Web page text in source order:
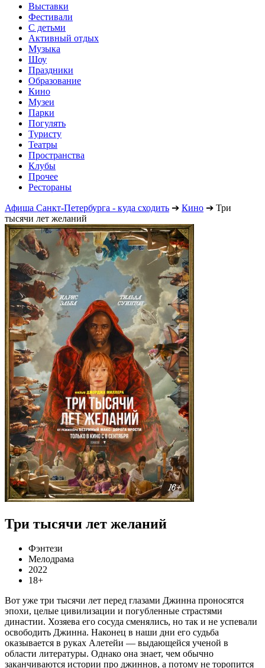
Выставки
Фестивали
С детьми
Активный отдых
Музыка
Шоу
Праздники
Образование
Кино
Музеи
Парки
Погулять
Туристу
Театры
Пространства
Клубы
Прочее
Рестораны
Афиша Санкт-Петербурга - куда сходить ➔ Кино ➔ Три
тысячи лет желаний
Три тысячи лет желаний
Фэнтези
Мелодрама
2022
18+
Вот уже три тысячи лет перед глазами Джинна проносятся
эпохи, целые цивилизации и погубленные страстями
династии. Хозяева его сосуда сменялись, но так и не успевали
освободить Джинна. Наконец в наши дни его судьба
оказывается в руках Алетейи — выдающейся ученой в
области литературы. Однако она знает, чем обычно
заканчиваются истории про джиннов, а потому не торопится